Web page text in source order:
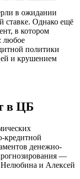
в ожидании
ставке. Однако ещё
в котором
любое
политики
и крушением
в ЦБ
кредитной
денежно-
—
и Алексей